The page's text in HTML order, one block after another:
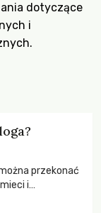
dotyczące
i
przekonać
i